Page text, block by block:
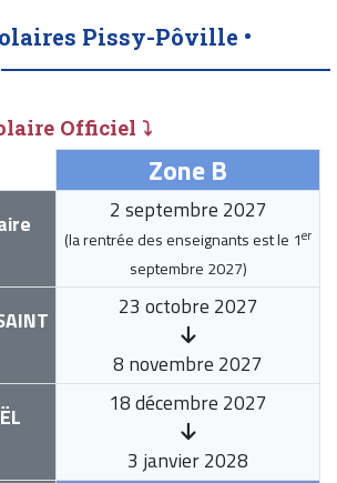
Pissy-Pôville •
Officiel ⤵
Zone B
2 septembre 2027
(la rentrée des enseignants est le 1er
septembre 2027)
23 octobre 2027
8 novembre 2027
18 décembre 2027
3 janvier 2028